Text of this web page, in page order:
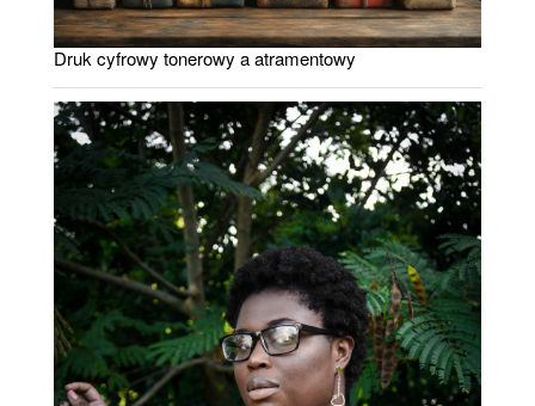
Druk cyfrowy tonerowy a atramentowy